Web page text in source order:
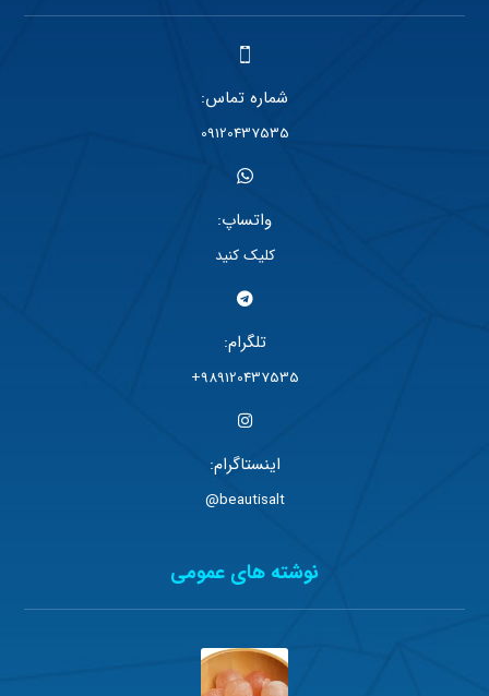
شماره تماس:
09120437535
واتساپ:
کلیک کنید
تلگرام:
989120437535+
اینستاگرام:
beautisalt@
نوشته های عمومی